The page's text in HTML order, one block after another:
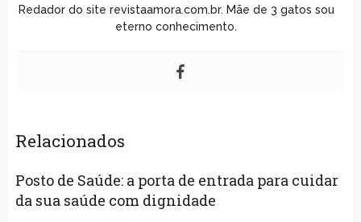
Redador do site revistaamora.com.br. Mãe de 3 gatos sou
eterno conhecimento.
Relacionados
Posto de Saúde: a porta de entrada para cuidar
da sua saúde com dignidade